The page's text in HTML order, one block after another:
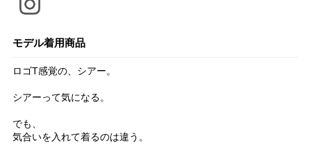
モデル着用商品
ロゴT感覚の、シアー。
シアーって気になる。
でも、
気合いを入れて着るのは違う。